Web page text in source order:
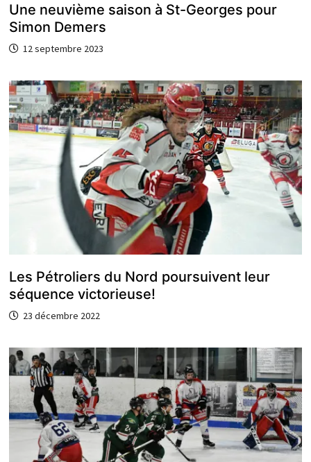
Une neuvième saison à St-Georges pour
Simon Demers
12 septembre 2023
Les Pétroliers du Nord poursuivent leur
séquence victorieuse!
23 décembre 2022